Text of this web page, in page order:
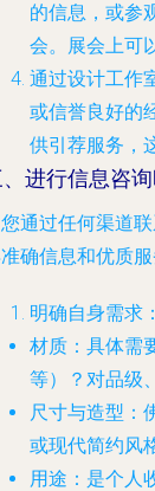
的信息，或参
会。展会上可
通过设计工作
或信誉良好的
供引荐服务，
进行信息咨
通过任何渠道
确信息和优质服
明确自身需求
材质 ：具体需
等）？对品级
尺寸与造型 ：
或现代简约风
用途 ：是个